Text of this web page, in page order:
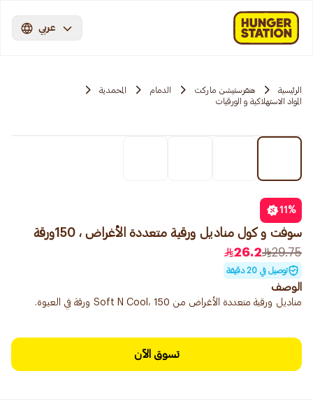
عربي
الرئيسية هنقرستيشن ماركت الدمام
المحمدية
المواد الاستهلاكية و الورقيات
11 %
سوفت و كول مناديل ورقية متعددة الأغراض ، 150ورقة
29.75
26.2
توصيل في 20 دقيقة
الوصف
مناديل ورقية متعددة الأغراض من Soft N Cool، 150 ورقة في العبوة.
تسوق الآن